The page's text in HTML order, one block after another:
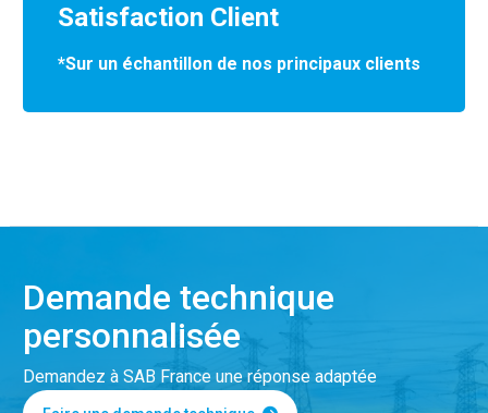
Satisfaction Client
*Sur un échantillon de nos principaux clients
Demande technique
personnalisée
Demandez à SAB France une réponse adaptée